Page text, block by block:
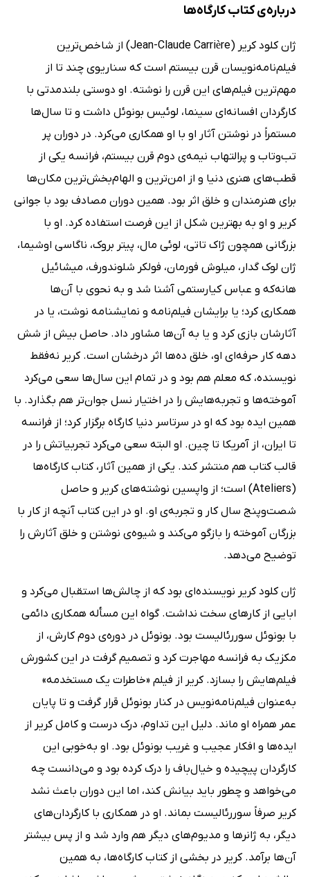
درباره‌ی کتاب کارگاه‌ها
ژان کلود کریر (Jean-Claude Carrière) از شاخص‌ترین
فیلم‌نامه‌نویسان قرن بیستم است که سناریوی چند تا از
مهم‌ترین فیلم‌های این قرن را نوشته. او دوستی بلندمدتی با
کارگردان افسانه‌ای سینما، لوئیس بونوئل داشت و تا سال‌ها
مستمراً در نوشتن آثار او با او همکاری می‌کرد. در دوران پر
تب‌وتاب و پرالتهاب نیمه‌ی دوم قرن بیستم، فرانسه یکی از
قطب‌های هنری دنیا و از امن‌ترین و الهام‌بخش‌ترین مکان‌ها
برای هنرمندان و خلق اثر بود. همین دوران مصادف بود با جوانی
کریر و او به بهترین شکل از این فرصت استفاده کرد. او با
بزرگانی همچون ژاک تاتی، لوئی مال، پیتر بروک، ناگاسی اوشیما،
ژان لوک گدار، میلوش فورمان، فولکر شلوندورف، میشائیل
هانه‌که و عباس کیارستمی آشنا شد و به نحوی با آن‌ها
همکاری کرد؛ یا برایشان فیلم‌نامه و نمایشنامه نوشت، یا در
آثارشان بازی کرد و یا به آن‌ها مشاور داد. حاصل بیش از شش
دهه کار حرفه‌ای او، خلق ده‌ها اثر درخشان است. کریر نه‌فقط
نویسنده، که معلم هم بود و در تمام این سال‌ها سعی می‌کرد
آموخته‌ها و تجربه‌هایش را در اختیار نسل جوان‌تر هم بگذارد. با
همین ایده بود که او در سرتاسر دنیا کارگاه برگزار کرد؛ از فرانسه
تا ایران، از آمریکا تا چین. او البته سعی می‌کرد تجربیاتش را در
قالب کتاب هم منتشر کند. یکی از همین آثار، کتاب کارگاه‌ها
(Ateliers) است؛ از واپسین نوشته‌های کریر و حاصل
شصت‌وپنج سال کار و تجربه‌ی او. او در این کتاب آنچه از کار با
بزرگان آموخته را بازگو می‌کند و شیوه‌ی نوشتن و خلق آثارش را
توضیح می‌دهد.
ژان کلود کریر نویسنده‌ای بود که از چالش‌ها استقبال می‌کرد و
ابایی از کارهای سخت نداشت. گواه این مسأله همکاری دائمی
با بونوئل سوررئالیست بود. بونوئل در دوره‌ی دوم کارش، از
مکزیک به فرانسه مهاجرت کرد و تصمیم گرفت در این کشورش
فیلم‌هایش را بسازد. کریر از فیلم «خاطرات یک مستخدمه»
به‌عنوان فیلم‌نامه‌نویس در کنار بونوئل قرار گرفت و تا پایان
عمر همراه او ماند. دلیل این تداوم، درک درست و کامل کریر از
ایده‌ها و افکار عجیب و غریب بونوئل بود. او به‌خوبی این
کارگردان پیچیده و خیال‌باف را درک کرده بود و می‌دانست چه
می‌خواهد و چطور باید بیانش کند، اما این دوران باعث نشد
کریر صرفاً سوررئالیست بماند. او در همکاری با کارگردان‌های
دیگر، به ژانرها و مدیوم‌های دیگر هم وارد شد و از پس بیشتر
آن‌ها برآمد. کریر در بخشی از کتاب کارگاه‌ها، به همین